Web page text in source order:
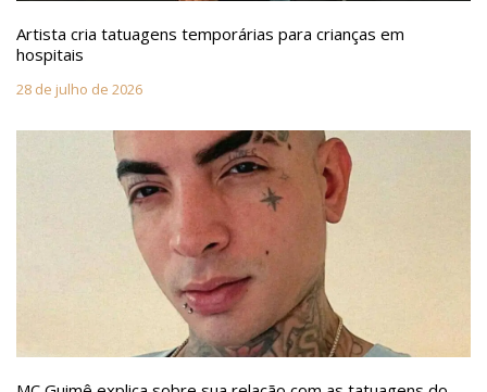
Artista cria tatuagens temporárias para crianças em
hospitais
28 de julho de 2026